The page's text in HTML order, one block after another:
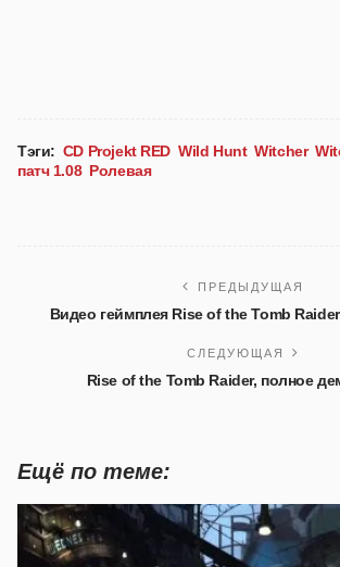
Тэги: CD Projekt RED Wild Hunt Witcher
патч 1.08 Ролевая
ПРЕДЫДУЩАЯ
Видео геймплея Rise of the Tomb
СЛЕДУЮЩАЯ
Rise of the Tomb Raider, полное
Ещё по теме: